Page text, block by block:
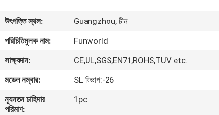
ভিডিও
সম্পর্কে
কারখানা
উৎপত্তি স্থল:
Guangzhou, চীন
পরিচিতিমুলক নাম:
Funworld
সাক্ষ্যদান:
CE,UL,SGS,EN71,ROHS,TUV etc.
মডেল নম্বার:
SL বিভাগ:-26
ন্যূনতম চাহিদার
পরিমাণ:
1pc